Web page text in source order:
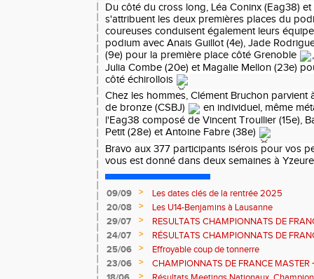
Du côté du cross long, Léa Coninx (Eag38) et
s'attribuent les deux premières places du
coureuses conduisent également leurs
podium avec Anais Guillot (4e), Jade
(9e) pour la première place côté Grenoble
Julia Combe (20e) et Magalie Mellon (23e)
côté échirollois
Chez les hommes, Clément Bruchon parvient
de bronze (CSBJ)
en individuel, même
l'Eag38 composé de Vincent Troullier (15e),
Petit (28e) et Antoine Fabre (38e)
Bravo aux 377 participants isérois pour vos
vous est donné dans deux semaines à
09/09 >
Les dates clés de la rentrée 2025
20/08
>
Les U14-Benjamins à Lausanne
29/07
>
RESULTATS CHAMPIONNATS DE
24/07
>
RÉSULTATS CHAMPIONNATS DE
25/06
>
Effroyable coup de tonnerre
23/06
>
CHAMPIONNATS DE FRANCE MASTER
(INTER)NATIONAUX ET COMPETITIONS
>